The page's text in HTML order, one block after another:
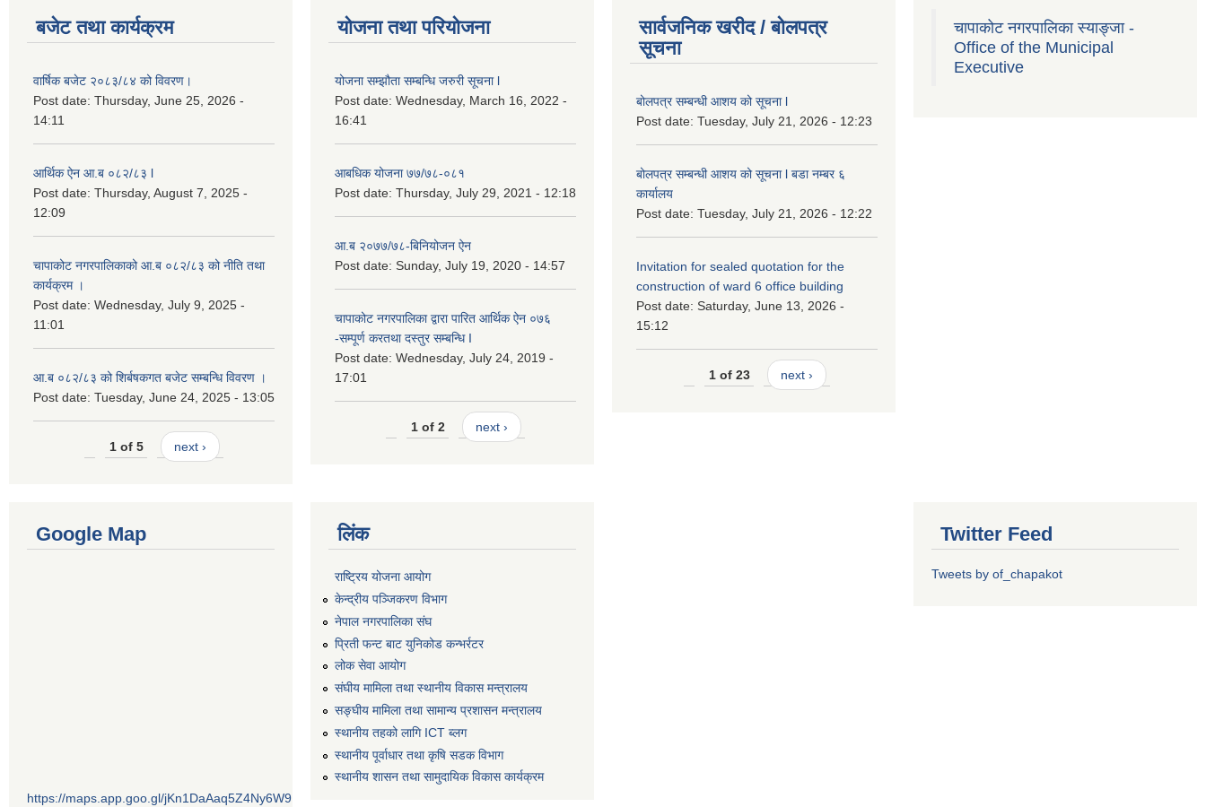
बजेट तथा कार्यक्रम
वार्षिक बजेट २०८३/८४ को विवरण।
Post date: Thursday, June 25, 2026 -
14:11
आर्थिक ऐन आ.ब ०८२/८३ l
Post date: Thursday, August 7, 2025 -
12:09
चापाकोट नगरपालिकाको आ.ब ०८२/८३ को नीति तथा
कार्यक्रम ।
Post date: Wednesday, July 9, 2025 -
11:01
आ.ब ०८२/८३ को शिर्बषकगत बजेट सम्बन्धि विवरण ।
Post date: Tuesday, June 24, 2025 - 13:05
1 of 5 next ›
योजना तथा परियोजना
योजना सम्झौता सम्बन्धि जरुरी सूचना l
Post date: Wednesday, March 16, 2022 -
16:41
आबधिक योजना ७७/७८-०८१
Post date: Thursday, July 29, 2021 - 12:18
आ.ब २०७७/७८-बिनियोजन ऐन
Post date: Sunday, July 19, 2020 - 14:57
चापाकोट नगरपालिका द्वारा पारित आर्थिक ऐन ०७६
-सम्पूर्ण करतथा दस्तुर सम्बन्धि I
Post date: Wednesday, July 24, 2019 -
17:01
1 of 2 next ›
सार्वजनिक खरीद / बोलपत्र
सूचना
बोलपत्र सम्बन्धी आशय को सूचना l
Post date: Tuesday, July 21, 2026 - 12:23
बोलपत्र सम्बन्धी आशय को सूचना l बडा नम्बर ६
कार्यालय
Post date: Tuesday, July 21, 2026 - 12:22
Invitation for sealed quotation for the
construction of ward 6 office building
Post date: Saturday, June 13, 2026 -
15:12
1 of 23 next ›
चापाकोट नगरपालिका स्याङ्जा -
Office of the Municipal
Executive
Google Map
https://maps.app.goo.gl/jKn1DaAaq5Z4Ny6W9
लिंक
राष्ट्रिय योजना आयोग
केन्द्रीय पञ्जिकरण विभाग
नेपाल नगरपालिका संघ
प्रिती फन्ट बाट युनिकोड कन्भर्रटर
लोक सेवा आयोग
संघीय मामिला तथा स्थानीय विकास मन्त्रालय
सङ्घीय मामिला तथा सामान्य प्रशासन मन्त्रालय
स्थानीय तहको लागि ICT ब्लग
स्थानीय पूर्वाधार तथा कृषि सडक विभाग
स्थानीय शासन तथा सामुदायिक विकास कार्यक्रम
Twitter Feed
Tweets by of_chapakot